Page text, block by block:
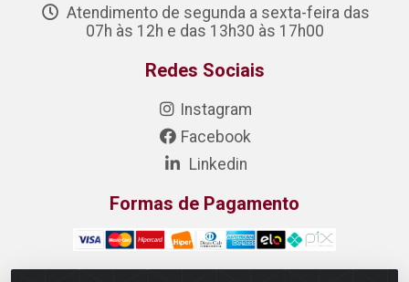
Atendimento de segunda a sexta-feira das
07h às 12h e das 13h30 às 17h00
Redes Sociais
Instagram
Facebook
Linkedin
Formas de Pagamento